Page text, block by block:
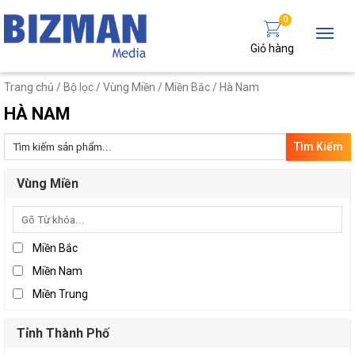
0
Giỏ hàng
Trang chủ / Bộ lọc /Vùng Miền / Miền Bắc / Hà Nam
HÀ NAM
kiếm:
Vùng Miền
Miền Bắc
Miền Nam
Miền Trung
Tỉnh Thành Phố